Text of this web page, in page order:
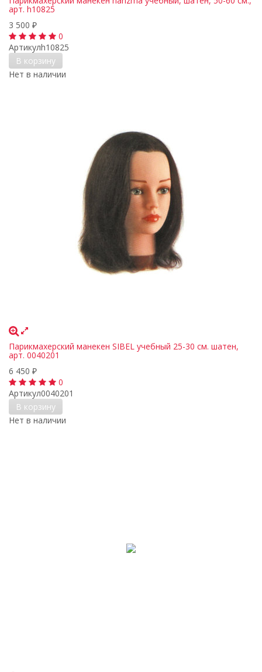
арт. h10825
3 500 ₽
0
Артикулh10825
В корзину
Нет в наличии
Парикмахерский манекен SIBEL учебный 25-30 см. шатен,
арт. 0040201
6 450 ₽
0
Артикул0040201
В корзину
Нет в наличии